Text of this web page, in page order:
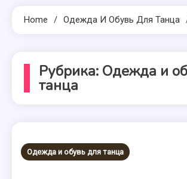
Home Одежда И Обувь Для Танца
Рубрика: Одежда и
танца
Одежда и обувь для танца